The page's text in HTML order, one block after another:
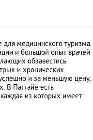
медицинского туризма.
и большой опыт врачей
обзавестись
и хронических
и за меньшую цену,
В Паттайе есть
из которых имеет